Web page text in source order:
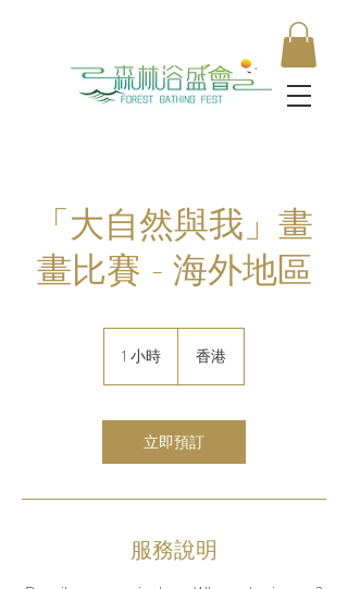
「大自然與我」畫
畫比賽 - 海外地區
1 小時 香港
立即預訂
服務說明